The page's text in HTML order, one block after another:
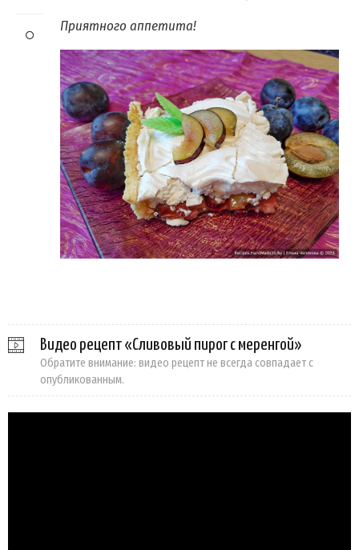
Приятного аппетита!
Видео рецепт «Сливовый пирог с меренгой»
Обратите внимание: видео рецепт не всегда совпадает с
опубликованным.